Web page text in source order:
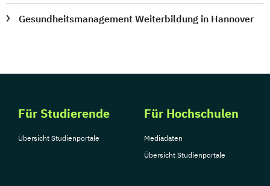
Gesundheitsmanagement Weiterbildung in Hannover
Für Studierende
Übersicht Studienportale
Für Hochschulen
Mediadaten
Übersicht Studienportale